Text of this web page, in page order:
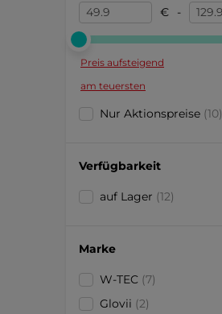
€ -
Preis aufsteigend
am teuersten
Nur Aktionspreise (10)
Verfügbarkeit
auf Lager (12)
Marke
W-TEC (7)
Glovii (2)